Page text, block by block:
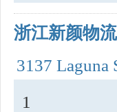
浙江新颜物
3137 Laguna
1